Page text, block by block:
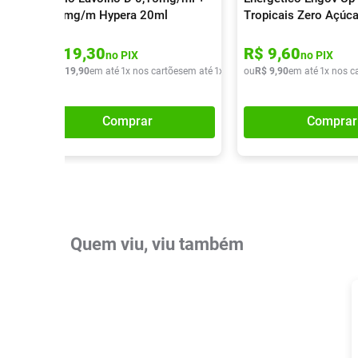
0,30mg/m Hypera 20ml
19,30no PIX
19,90em até 1x nos cartõesem até 1x de R$ 19,90
Comprar
Tropicais Zero
R$ 9,60no PIX
ou R$ 9,90em até 1x nos
Comprar
Quem viu, viu também